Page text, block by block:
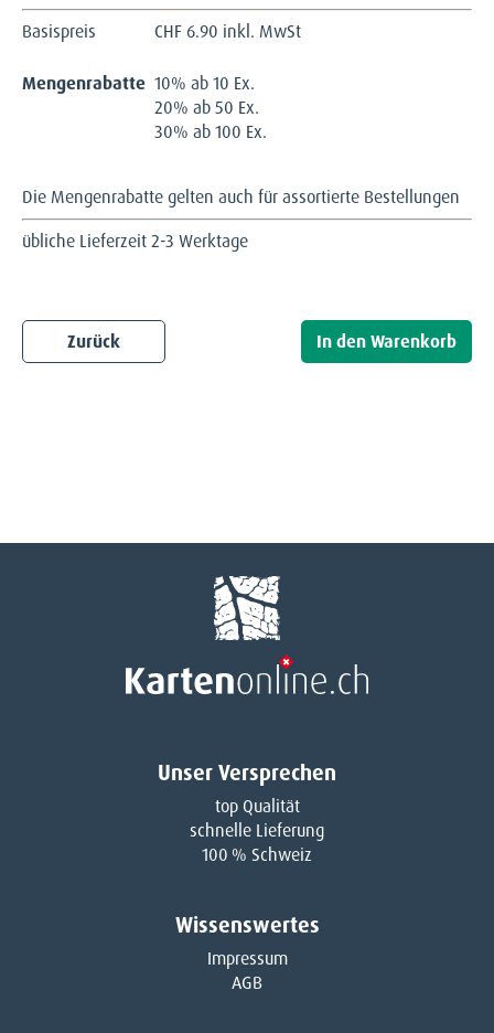
Basispreis CHF 6.90 inkl. MwSt
Mengenrabatte 10% ab 10 Ex.
20% ab 50 Ex.
30% ab 100 Ex.
Die Mengenrabatte gelten auch für assortierte Bestellungen
übliche Lieferzeit 2-3 Werktage
Zurück
Unser Versprechen
top Qualität
schnelle Lieferung
100 % Schweiz
Wissenswertes
Impressum
AGB